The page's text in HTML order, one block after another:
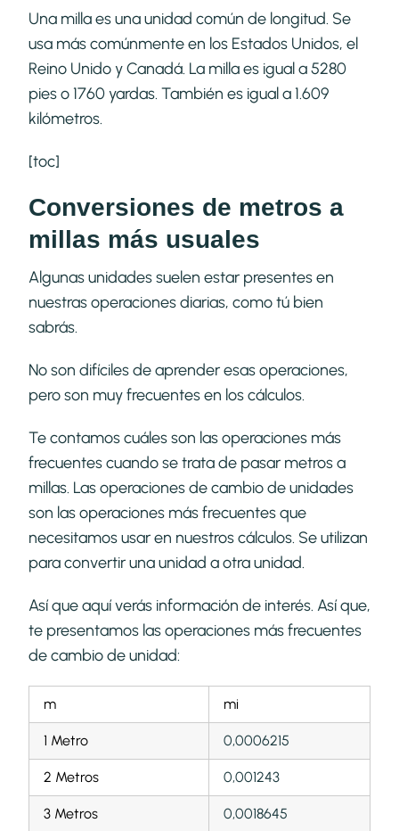
Una milla es una unidad común de longitud. Se
usa más comúnmente en los Estados Unidos, el
Reino Unido y Canadá. La milla es igual a 5280
pies o 1760 yardas. También es igual a 1.609
kilómetros.
[toc]
Conversiones de metros a
millas más usuales
Algunas unidades suelen estar presentes en
nuestras operaciones diarias, como tú bien
sabrás.
No son difíciles de aprender esas operaciones,
pero son muy frecuentes en los cálculos.
Te contamos cuáles son las operaciones más
frecuentes cuando se trata de pasar metros a
millas. Las operaciones de cambio de unidades
son las operaciones más frecuentes que
necesitamos usar en nuestros cálculos. Se utilizan
para convertir una unidad a otra unidad.
Así que aquí verás información de interés. Así que,
te presentamos las operaciones más frecuentes
de cambio de unidad:
m mi
1 Metro 0,0006215
2 Metros 0,001243
3 Metros 0,0018645